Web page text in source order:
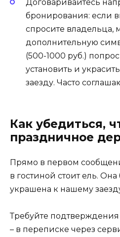
Договаривайтесь
бронирования: если
спросите владельца,
дополнительную
(500-1000 руб.)
установить и
заезду. Часто
Как убедиться,
праздничное
Прямо в первом
в гостиной стоит ель. Она
украшена к нашему
Требуйте
– в переписке через